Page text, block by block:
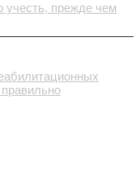
учесть, прежде чем